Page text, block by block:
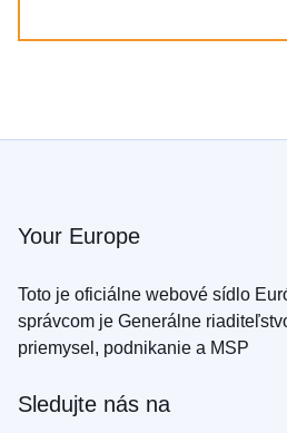
Your Europe
Toto je oficiálne webové sídlo
správcom je Generálne
priemysel, podnikanie a MSP
Sledujte nás na